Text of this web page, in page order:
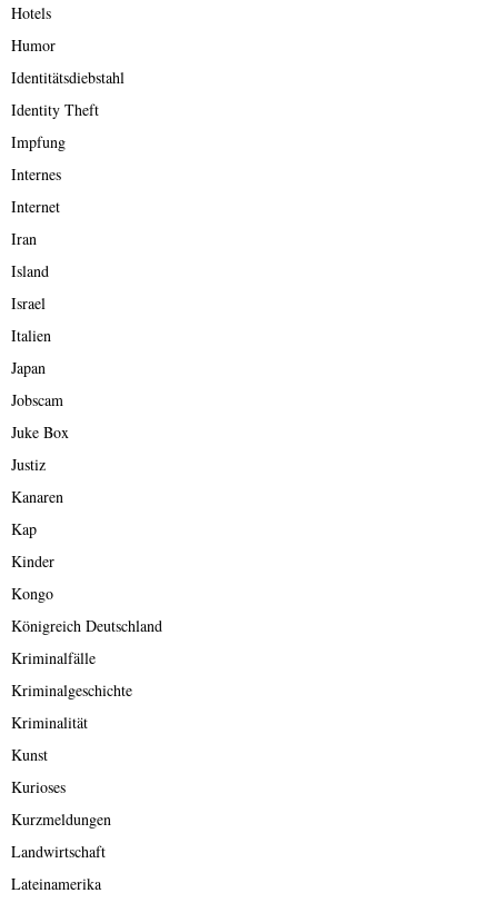
Hotels
Humor
Identitätsdiebstahl
Identity Theft
Impfung
Internes
Internet
Iran
Island
Israel
Italien
Japan
Jobscam
Juke Box
Justiz
Kanaren
Kap
Kinder
Kongo
Königreich Deutschland
Kriminalfälle
Kriminalgeschichte
Kriminalität
Kunst
Kurioses
Kurzmeldungen
Landwirtschaft
Lateinamerika